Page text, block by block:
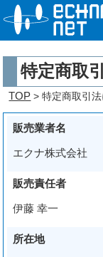
特定商取
TOP > 特定商取引
販売業者名
エクナ株式会社
販売責任者
伊藤 幸一
所在地